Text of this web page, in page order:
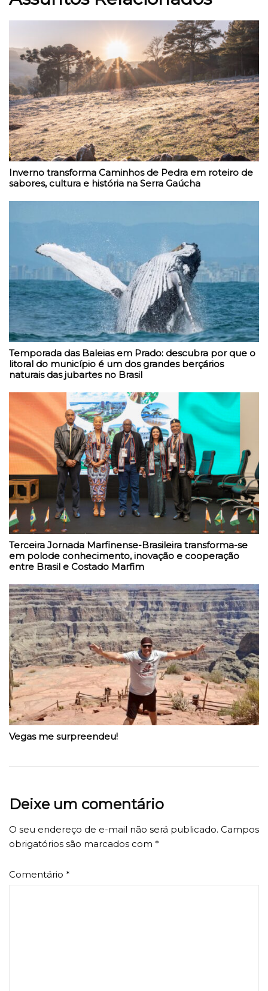
Inverno transforma Caminhos de Pedra em roteiro de
sabores, cultura e história na Serra Gaúcha
Temporada das Baleias em Prado: descubra por que o
litoral do município é um dos grandes berçários
naturais das jubartes no Brasil
Terceira Jornada Marfinense-Brasileira transforma-se
em polode conhecimento, inovação e cooperação
entre Brasil e Costado Marfim
Vegas me surpreendeu!
Deixe um comentário
O seu endereço de e-mail não será publicado. Campos
obrigatórios são marcados com *
Comentário *